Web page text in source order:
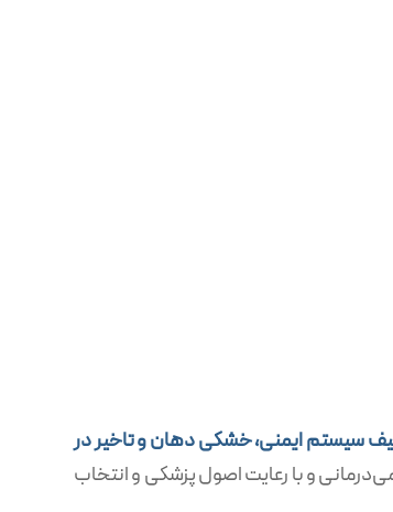
سیستم ایمنی، خشکی دهان و تاخیر در
و با رعایت اصول پزشکی و انتخاب